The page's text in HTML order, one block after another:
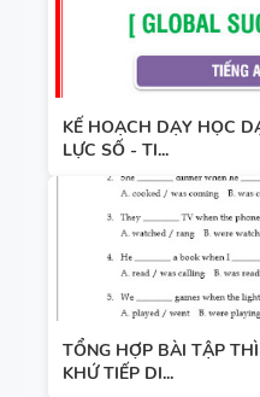
KẾ HOẠCH DẠY HỌC
LỰC SỐ - TI...
TỔNG HỢP BÀI TẬP
KHỨ TIẾP DI...